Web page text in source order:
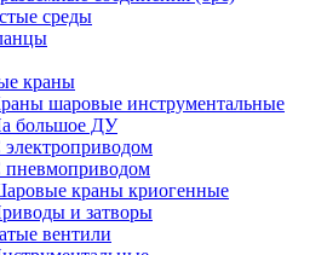
среды
краны
шаровые инструментальные
большое ДУ
пневмоприводом
краны криогенные
и затворы
вентили